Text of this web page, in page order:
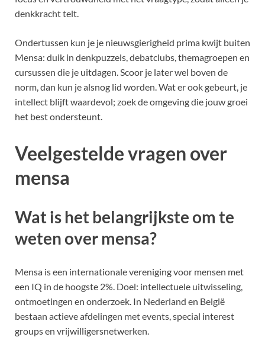
denkkracht telt.
Ondertussen kun je je nieuwsgierigheid prima kwijt buiten
Mensa: duik in denkpuzzels, debatclubs, themagroepen en
cursussen die je uitdagen. Scoor je later wel boven de
norm, dan kun je alsnog lid worden. Wat er ook gebeurt, je
intellect blijft waardevol; zoek de omgeving die jouw groei
het best ondersteunt.
Veelgestelde vragen over
mensa
Wat is het belangrijkste om te
weten over mensa?
Mensa is een internationale vereniging voor mensen met
een IQ in de hoogste 2%. Doel: intellectuele uitwisseling,
ontmoetingen en onderzoek. In Nederland en België
bestaan actieve afdelingen met events, special interest
groups en vrijwilligersnetwerken.